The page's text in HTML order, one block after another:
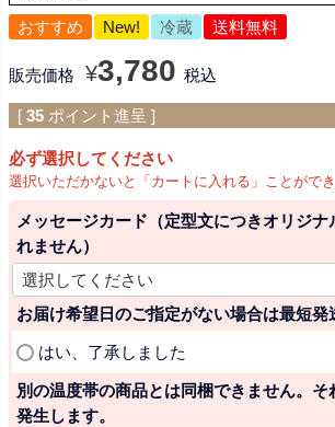
おすすめ New! 冷蔵 送料無料
販売価格 ¥3,780 税込
[ 35 ポイント進呈 ]
必ず選択してください
選択いただかないと「カートに入れる」ことができ
メッセージカード（定型文につきオリジ
れません）
必
須
)
お届け希望日のご指定がない場合は最短発
はい、了承しました
別の温度帯の商品とは同梱できません。そ
発生します。